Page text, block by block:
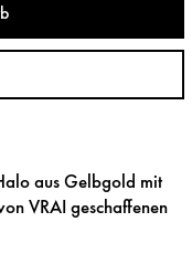
aus Gelbgold mit
VRAI geschaffenen